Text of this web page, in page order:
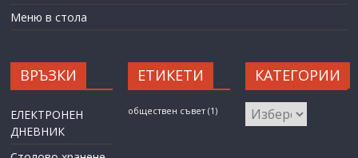
Меню в стола
ВРЪЗКИ
ЕЛЕКТРОНЕН
ДНЕВНИК
ЕТИКЕТИ
обществен съвет (1)
КАТЕГОРИИ
КАТЕГОРИИ